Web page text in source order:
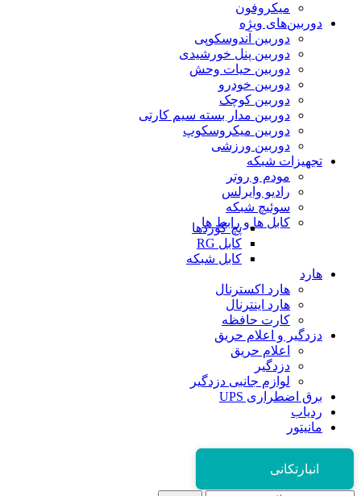
میکروفون
دوربین‌های ویژه
دوربین آندوسکوپی
دوربین پنل خورشیدی
دوربین حیات وحش
دوربین خودرو
دوربین کوچک
دوربین مدار بسته سیم کارتی
دوربین میکروسکوپ
دوربین ورزشی
تجهیزات شبکه
مودم و روتر
رادیو وایرلس
سوئیچ شبکه
کابل ها و رابط ها
پچ کوردها
کابل RG
کابل شبکه
هارد
هارد اکسترنال
هارد اینترنال
کارت حافظه
دزدگیر و اعلام حریق
اعلام حریق
دزدگیر
لوازم جانبی دزدگیر
برق اضطراری UPS
ردیاب
مانیتور
انبارتکانی